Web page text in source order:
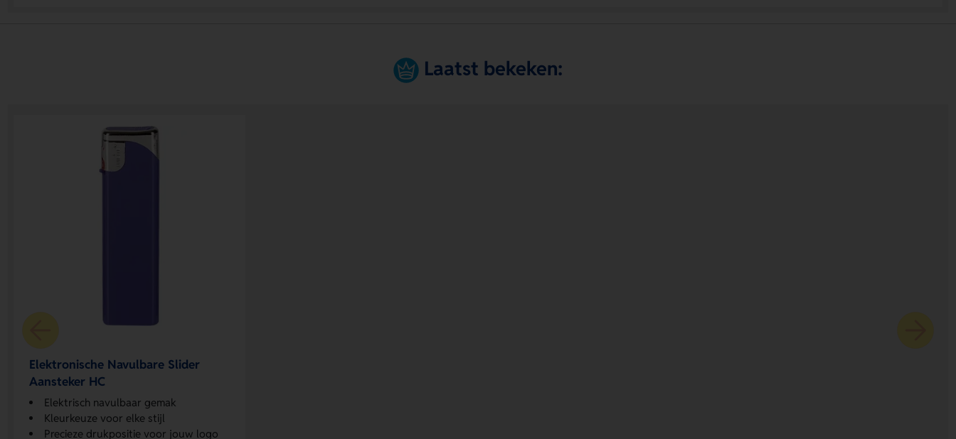
Laatst bekeken:
Elektronische Navulbare Slider
Aansteker HC
Elektrisch navulbaar gemak
Kleurkeuze voor elke stijl
Precieze drukpositie voor jouw logo